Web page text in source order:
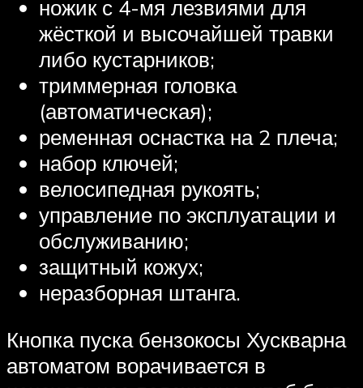
ножик с 4-мя лезвиями для
жёсткой и высочайшей травки
либо кустарников;
триммерная головка
(автоматическая);
ременная оснастка на 2 плеча;
набор ключей;
велосипедная рукоять;
управление по эксплуатации и
обслуживанию;
защитный кожух;
неразборная штанга.
Кнопка пуска бензокосы Хускварна
автоматом ворачивается в